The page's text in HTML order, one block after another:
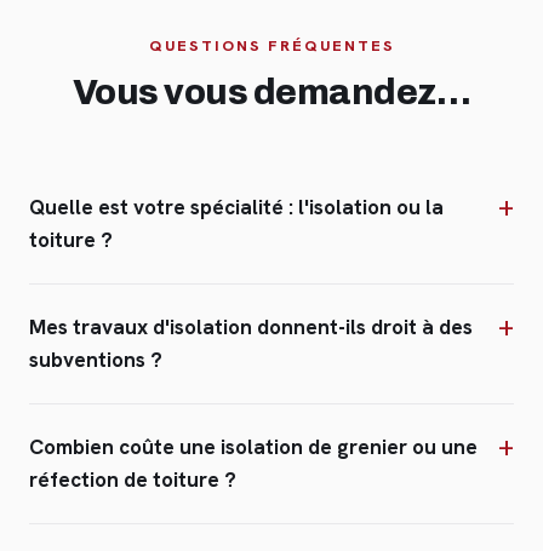
QUESTIONS FRÉQUENTES
Vous vous demandez…
Quelle est votre spécialité : l'isolation ou la
toiture ?
Mes travaux d'isolation donnent-ils droit à des
subventions ?
Combien coûte une isolation de grenier ou une
réfection de toiture ?